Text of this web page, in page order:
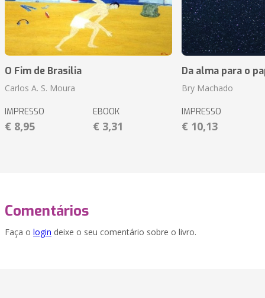
O Fim de Brasilia
Carlos A. S. Moura
IMPRESSO
€ 8,95
EBOOK
€ 3,31
Da alma para o
Bry Machado
IMPRESSO
€ 10,13
Comentários
Faça o login deixe o seu comentário sobre o livro.